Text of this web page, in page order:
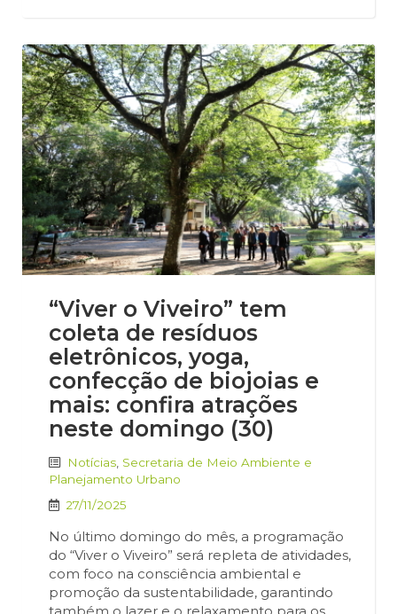
“Viver o Viveiro” tem
coleta de resíduos
eletrônicos, yoga,
confecção de biojoias e
mais: confira atrações
neste domingo (30)
Notícias Secretaria de Meio Ambiente e
Planejamento Urbano
27/11/2025
No último domingo do mês, a programação
do “Viver o Viveiro” será repleta de atividades,
com foco na consciência ambiental e
promoção da sustentabilidade, garantindo